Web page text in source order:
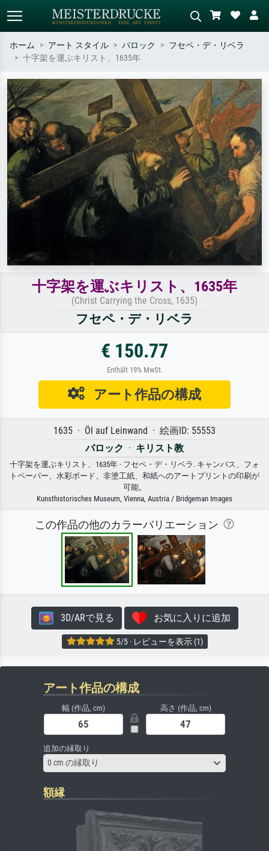
作家名・作品名・スタイルで検索
– 例：モネ、星月夜、印象派、北
斎の波、ヌード。
シーンを説明してください – 例：
緑の草原、赤の多い抽象画、暗い
油絵、木のそばの立ち姿のヌー
ド。
ホーム アート スタイル バロック
フセペ・デ・リベラ
十字架を運ぶキリスト、1635年
十字架を運ぶキリスト、1635年
(Christ Carrying the Cross, 1635)
フセペ・デ・リベラ
€ 150.77
Enthält 19% MwSt.
アート作品の構成
1635 · Öl auf Leinwand · 絵画ID: 55553
バロック · キリスト教
十字架を運ぶキリスト、1635年 · フセペ・デ・リベラ. キャンバス、フォ
トペーパー、水彩ボード、非塗工紙、和紙へのアートプリントの印刷が
可能。
Kunsthistorisches Museum, Vienna, Austria / Bridgeman Images
この作品の他のカラーバリエーション
3D/ARで見る お気に入りに追加
5/5 · レビューを表示 (1)
アート作品の構成
幅 (作品, cm) 高さ (作品, cm)
追加の縁取り
0 cm の縁取り
額縁